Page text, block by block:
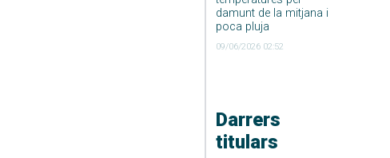
damunt de la mitjana i
poca pluja
09/06/2026 02:52
Darrers
titulars